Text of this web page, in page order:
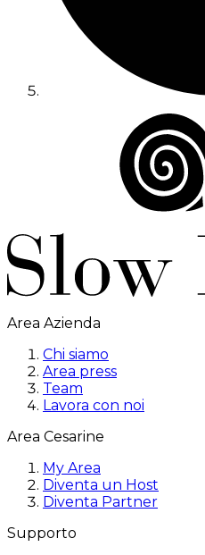
Area Azienda
Chi siamo
Area press
Team
Lavora con noi
Area Cesarine
My Area
Diventa un Host
Diventa Partner
Supporto